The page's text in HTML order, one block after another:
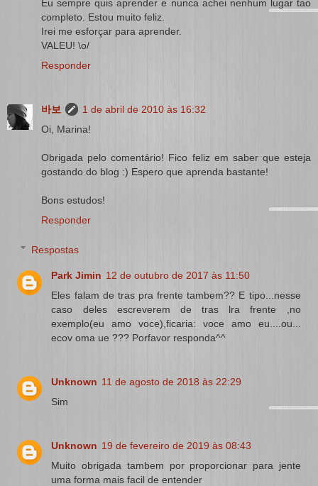
Eu sempre quis aprender e nunca achei nenhum lugar tao
completo. Estou muito feliz.
Irei me esforçar para aprender.
VALEU! \o/
Responder
바보
1 de abril de 2010 às 16:32
Oi, Marina!
Obrigada pelo comentário! Fico feliz em saber que esteja
gostando do blog :) Espero que aprenda bastante!
Bons estudos!
Responder
Respostas
Park Jimin 12 de outubro de 2017 às 11:50
Eles falam de tras pra frente tambem?? E tipo...nesse
caso deles escreverem de tras lra frente ,no
exemplo(eu amo voce),ficaria: voce amo eu....ou...
ecov oma ue ??? Porfavor responda^^
Unknown 11 de agosto de 2018 às 22:29
Sim
Unknown 19 de fevereiro de 2019 às 08:43
Muito obrigada tambem por proporcionar para jente
uma forma mais facil de entender